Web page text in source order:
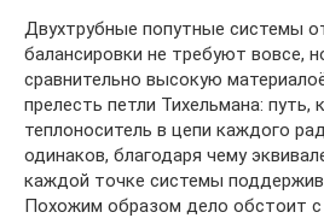
Двухтрубные попутные системы
балансировки не требуют вовсе,
сравнительно высокую
прелесть петли Тихельмана: путь,
теплоноситель в цепи каждого
одинаков, благодаря чему
каждой точке системы
Похожим образом дело обстоит